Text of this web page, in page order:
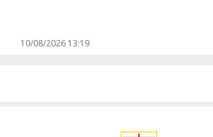
10/08/2026 13:19